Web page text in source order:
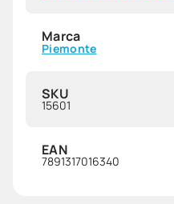
Marca
Piemonte
SKU
15601
EAN
7891317016340